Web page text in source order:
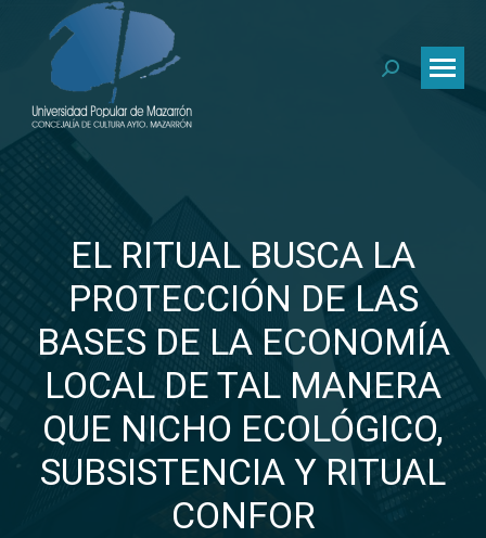
Buscar:
EL RITUAL BUSCA LA
PROTECCIÓN DE LAS
BASES DE LA ECONOMÍA
LOCAL DE TAL MANERA
QUE NICHO ECOLÓGICO,
SUBSISTENCIA Y RITUAL
CONFOR
Estás aquí: